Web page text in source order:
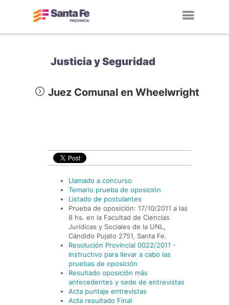
Justicia y Seguridad
Juez Comunal en Wheelwright
Llamado a concurso
Temario prueba de oposición
Listado de postulantes
Prueba de oposición: 17/10/2011 a las
8 hs. en la Facultad de Ciencias
Jurídicas y Sociales de la UNL,
Cándido Pujato 2751, Santa Fe.
Resolución Provincial 0022/2011 -
Instructivo para llevar a cabo las
pruebas de oposición
Resultado oposición más
antecedentes y sede de entrevistas
Acta puntaje entrevistas
Acta resultado Final